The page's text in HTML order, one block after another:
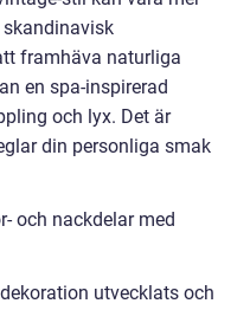
framhäva naturliga
en spa-inspirerad
och lyx. Det är
din personliga smak
och nackdelar med
utvecklats och